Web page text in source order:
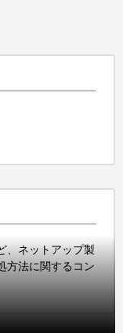
、ネットアップ製
方法に関するコン